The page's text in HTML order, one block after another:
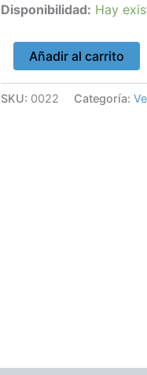
Disponibilidad: Hay
Gris
cantidad
Añadir al carrito
SKU: 0022 Categoría: